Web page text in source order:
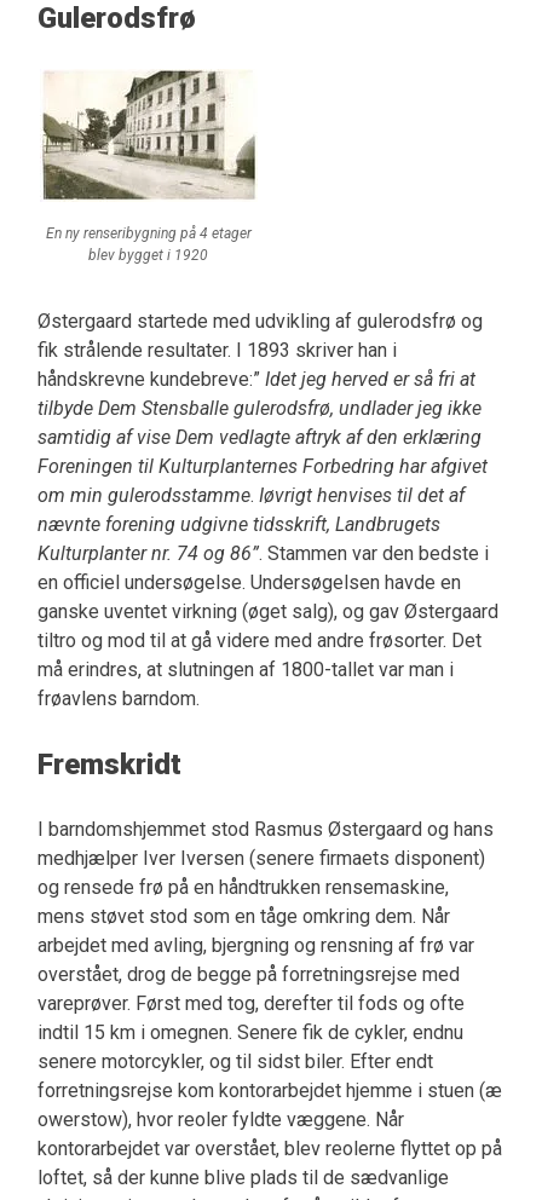
Gulerodsfrø
En ny renseribygning på 4 etager
blev bygget i 1920
Østergaard startede med udvikling af gulerodsfrø og
fik strålende resultater. I 1893 skriver han i
håndskrevne kundebreve:” Idet jeg herved er så fri at
tilbyde Dem Stensballe gulerodsfrø, undlader jeg ikke
samtidig af vise Dem vedlagte aftryk af den erklæring
Foreningen til Kulturplanternes Forbedring har afgivet
om min gulerodsstamme. Iøvrigt henvises til det af
nævnte forening udgivne tidsskrift, Landbrugets
Kulturplanter nr. 74 og 86”. Stammen var den bedste i
en officiel undersøgelse. Undersøgelsen havde en
ganske uventet virkning (øget salg), og gav Østergaard
tiltro og mod til at gå videre med andre frøsorter. Det
må erindres, at slutningen af 1800-tallet var man i
frøavlens barndom.
Fremskridt
I barndomshjemmet stod Rasmus Østergaard og hans
medhjælper Iver Iversen (senere firmaets disponent)
og rensede frø på en håndtrukken rensemaskine,
mens støvet stod som en tåge omkring dem. Når
arbejdet med avling, bjergning og rensning af frø var
overstået, drog de begge på forretningsrejse med
vareprøver. Først med tog, derefter til fods og ofte
indtil 15 km i omegnen. Senere fik de cykler, endnu
senere motorcykler, og til sidst biler. Efter endt
forretningsrejse kom kontorarbejdet hjemme i stuen (æ
owerstow), hvor reoler fyldte væggene. Når
kontorarbejdet var overstået, blev reolerne flyttet op på
loftet, så der kunne blive plads til de sædvanlige